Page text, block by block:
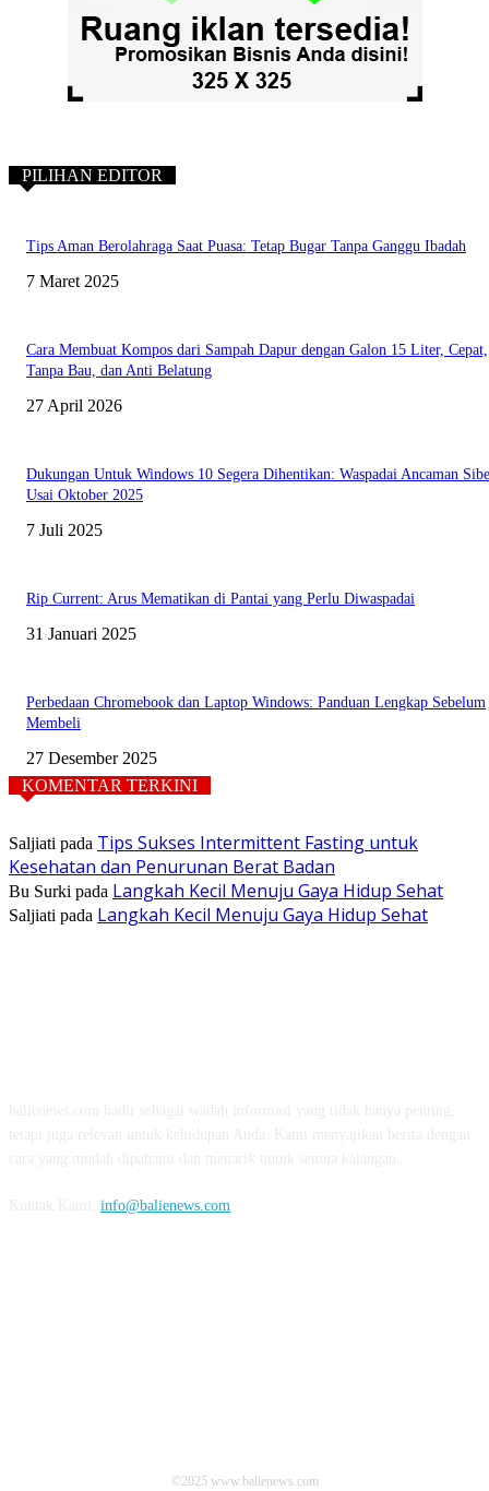
PILIHAN EDITOR
Tips Aman Berolahraga Saat Puasa: Tetap Bugar Tanpa Ganggu Ibadah
7 Maret 2025
Cara Membuat Kompos dari Sampah Dapur dengan Galon 15 Liter, Cepat,
Tanpa Bau, dan Anti Belatung
27 April 2026
Dukungan Untuk Windows 10 Segera Dihentikan: Waspadai Ancaman
Usai Oktober 2025
7 Juli 2025
Rip Current: Arus Mematikan di Pantai yang Perlu Diwaspadai
31 Januari 2025
Perbedaan Chromebook dan Laptop Windows: Panduan Lengkap Sebelum
Membeli
27 Desember 2025
KOMENTAR TERKINI
Saljiati pada Tips Sukses Intermittent Fasting untuk
Kesehatan dan Penurunan Berat Badan
Bu Surki pada Langkah Kecil Menuju Gaya Hidup Sehat
Saljiati pada Langkah Kecil Menuju Gaya Hidup Sehat
info@balienews.com
©2025 www.balienews.com